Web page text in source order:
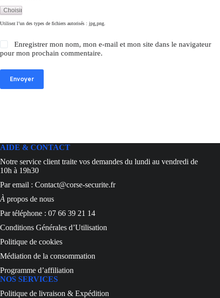
Utilisez l’un des types de fichiers autorisés : jpg,png.
Enregistrer mon nom, mon e-mail et mon site dans le navigateur
pour mon prochain commentaire.
Envoyer
AIDE & CONTACT
Notre service client traite vos demandes du lundi au vendredi de
10h à 19h30
Par email : Contact@corse-securite.fr
À propos de nous
Par téléphone : 07 66 39 21 14
Conditions Générales d’Utilisation
Politique de cookies
Médiation de la consommation
Programme d’affiliation
NOS SERVICES
Politique de livraison & Expédition